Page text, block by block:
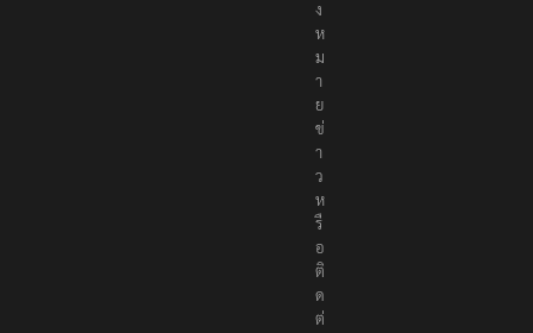
แ
จ้
ง
ห
ม
า
ย
ข่
า
ว
ห
รื
อ
ติ